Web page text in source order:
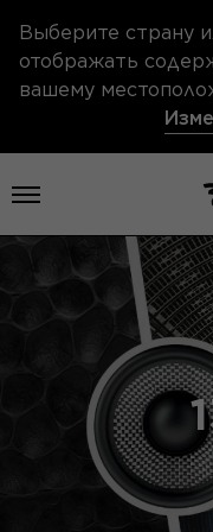
Выберите страну
отображать
вашему
Открыть меню